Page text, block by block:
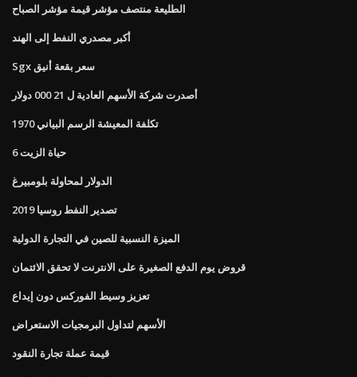
الطليعة منتصف مؤشر قيمة مؤشر الصباح
أكبر مصدري النفط إلى الهند
Sgx سعر بقعة أنيق
أصدرت شركة الأسهم العادية ل 21 000 دولار
1970 تكلفة المعيشة الرسم البياني
6 حياة الزيت
الدولار لمحاولة بلومبيرغ
تصدير النفط روسيا 2019
الميزة النسبية للصين في التجارة الدولية
قروض يوم الدفع الصغيرة على الانترنت لا تحقق الائتمان
تعزيز وسيط الفوركس دون إيداع
الأسهم لتداول البرمجيات الاستعراض
قيمة عملة تجارة النقود